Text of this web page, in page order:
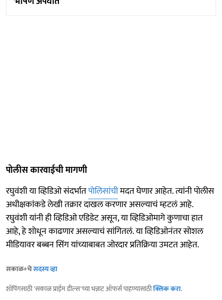
पोलीस कारवाईची मागणी
रघुवंशी या व्हिडिओ संदर्भातपोलिसांचीमदत घेणार आहेत. त्यांनी पोलीस
अधीक्षकांकडे लेखी तक्रार दाखल करणार असल्याचं म्हटलं आहे.
रघुवंशी यांनी ही व्हिडिओ एडिडेट असून, या व्हिडिओमागे कुणाचा हात
आहे, हे शोधून काढणार असल्याचं सांगितलं. या व्हिडिओनंतर सोशल
मीडियावर बब्बन सिंग यांच्याबाबत जोरदार प्रतिक्रिया उमटत आहेत.
सकाळ+चेसदस्य व्हा
शॉपिंगसाठी 'सकाळ प्राईम डील्स'च्या भन्नाट ऑफर्स पाहण्यासाठीक्लिक करा.